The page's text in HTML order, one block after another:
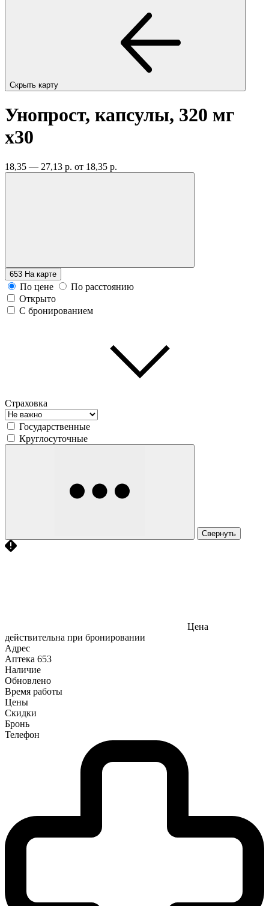
Скрыть карту
Унопрост, капсулы, 320 мг
x30
18,35 — 27,13 р. от 18,35 р.
653 На карте
По цене
По расстоянию
Открыто
С бронированием
Страховка
Государственные
Круглосуточные
Свернуть
Цена
действительна при бронировании
Адрес
Аптека 653
Наличие
Обновлено
Время работы
Цены
Скидки
Бронь
Телефон